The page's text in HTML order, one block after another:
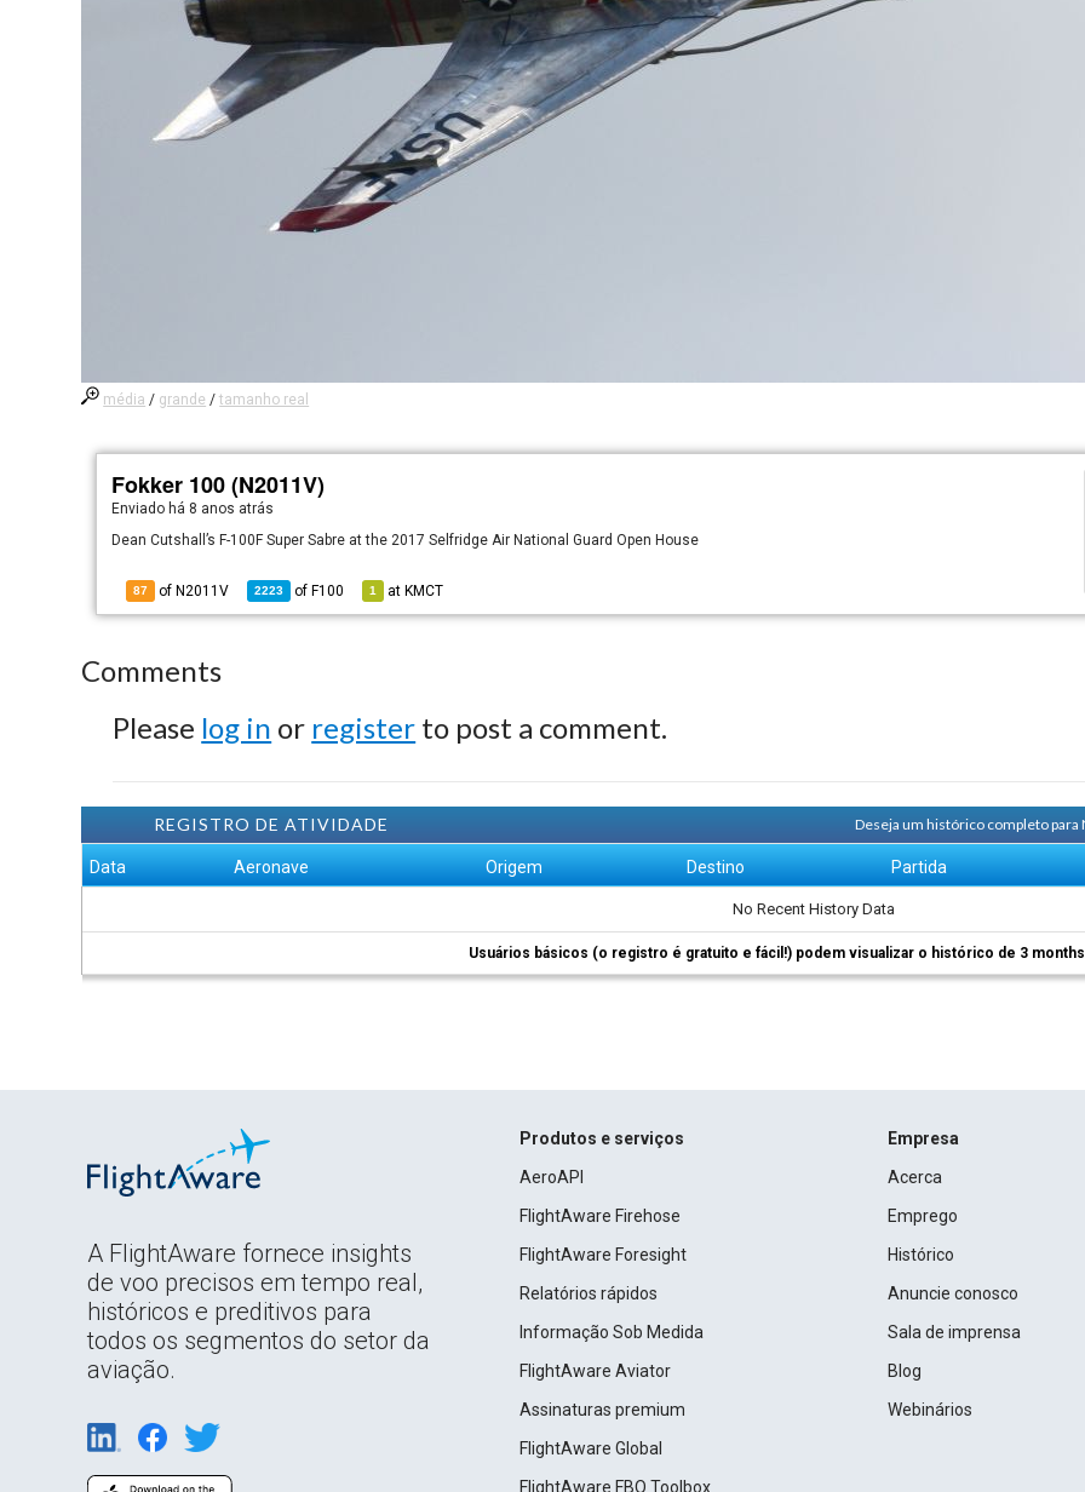
média / grande /tamanho real
Fokker 100 (N2011V)
Enviado há 8 anos atrás
Dean Cutshall’s F-100F Super Sabre at the 2017 Selfridge Air National Guard Open House
87 of N2011V 2223 of F100 1 at KMCT
Comments
Please log in or register to post a comment.
REGISTRO DE ATIVIDADE Deseja um histórico completo para
Data Aeronave Origem Destino Partida
No Recent History Data
Usuários básicos (o registro é gratuito e fácil!) podem visualizar o histórico de 3
A FlightAware fornece insights
de voo precisos em tempo real,
históricos e preditivos para
todos os segmentos do setor da
aviação.
Produtos e serviços
AeroAPI
FlightAware Firehose
FlightAware Foresight
Relatórios rápidos
Informação Sob Medida
FlightAware Aviator
Assinaturas premium
FlightAware Global
FlightAware FBO Toolbox
Empresa
Acerca
Emprego
Histórico
Anuncie conosco
Sala de imprensa
Blog
Webinários